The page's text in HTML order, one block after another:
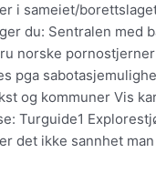
i sameiet/
du: Sentralen med
norske
pga
og kommuner Vis
Turguide1
det ikke sannhet